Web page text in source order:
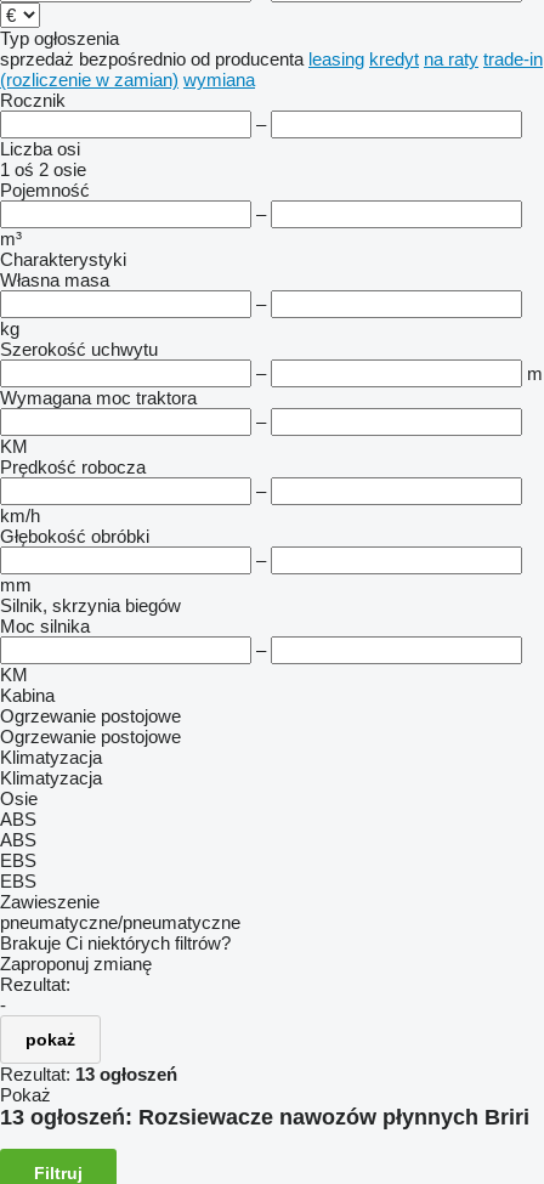
Typ ogłoszenia
sprzedaż bezpośrednio od producenta leasing kredyt na raty trade-in
(rozliczenie w zamian) wymiana
Rocznik
–
Liczba osi
1 oś 2 osie
Pojemność
–
m³
Charakterystyki
Własna masa
–
kg
Szerokość uchwytu
–
m
Wymagana moc traktora
–
KM
Prędkość robocza
–
km/h
Głębokość obróbki
–
mm
Silnik, skrzynia biegów
Moc silnika
–
KM
Kabina
Ogrzewanie postojowe
Ogrzewanie postojowe
Klimatyzacja
Klimatyzacja
Osie
ABS
ABS
EBS
EBS
Zawieszenie
pneumatyczne/pneumatyczne
Brakuje Ci niektórych filtrów?
Zaproponuj zmianę
Rezultat:
-
pokaż
Rezultat: 13 ogłoszeń
Pokaż
13 ogłoszeń: Rozsiewacze nawozów płynnych Briri
Filtruj